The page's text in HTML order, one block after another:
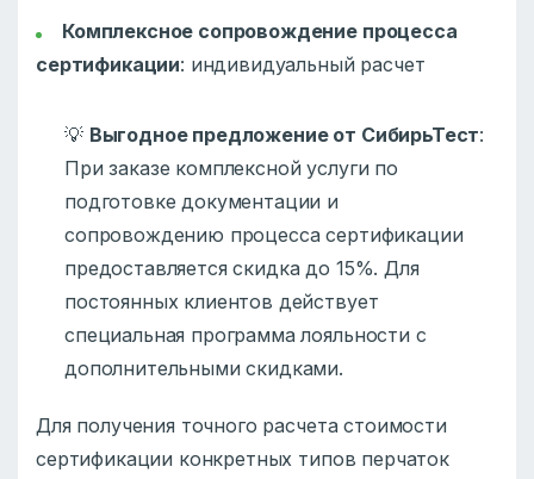
Комплексное сопровождение процесса
сертификации: индивидуальный расчет
💡 Выгодное предложение от СибирьТест:
При заказе комплексной услуги по
подготовке документации и
сопровождению процесса сертификации
предоставляется скидка до 15%. Для
постоянных клиентов действует
специальная программа лояльности с
дополнительными скидками.
Для получения точного расчета стоимости
сертификации конкретных типов перчаток